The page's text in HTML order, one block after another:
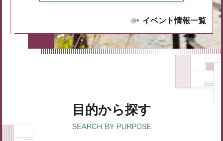
イベント情報一覧
目的から探す